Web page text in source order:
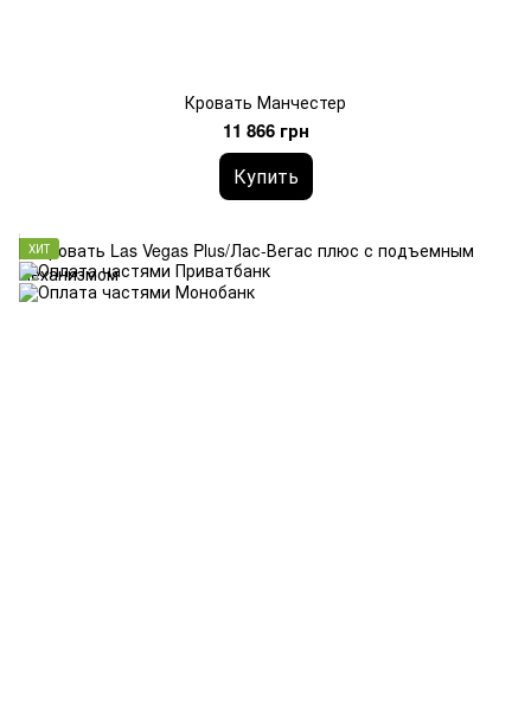
Кровать Манчестер
11 866 грн
Купить
ХИТ